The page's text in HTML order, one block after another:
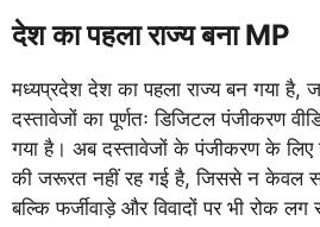
देश का पहला राज्य बना MP
मध्यप्रदेश देश का पहला राज्य बन गया है,
दस्तावेजों का पूर्णतः डिजिटल पंजीकरण
गया है। अब दस्तावेजों के पंजीकरण के लिए
की जरूरत नहीं रह गई है, जिससे न केवल
बल्कि फर्जीवाड़े और विवादों पर भी रोक लग